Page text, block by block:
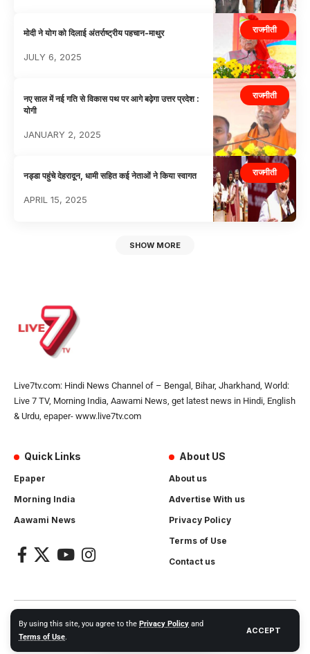
By using this site, you agree to the Privacy Policy and
Terms of Use.
ACCEPT
राजनीती
मोदी ने योग को दिलाई अंतर्राष्ट्रीय पहचान-माथुर
JULY 6, 2025
राजनीती
नए साल में नई गति से विकास पथ पर आगे बढ़ेगा उत्तर प्रदेश :
योगी
JANUARY 2, 2025
राजनीती
नड्डा पहुंचे देहरादून, धामी सहित कई नेताओं ने किया स्वागत
APRIL 15, 2025
SHOW MORE
Live7tv.com: Hindi News Channel of – Bengal, Bihar, Jharkhand, World:
Live 7 TV, Morning India, Aawami News, get latest news in Hindi, English
& Urdu, epaper- www.live7tv.com
Quick Links
Epaper
Morning India
Aawami News
About US
About us
Advertise With us
Privacy Policy
Terms of Use
Contact us
2024- All Rights Reserved.Live 7 tv. Website Created by and